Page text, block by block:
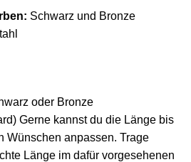
Schwarz und Bronze
oder Bronze
Gerne kannst du die Länge bis
Wünschen anpassen. Trage
Länge im dafür vorgesehenen